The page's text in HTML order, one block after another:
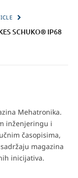
SCHUKO® IP68
Mehatronika.
inženjeringu i
časopisima,
magazina
inicijativa.